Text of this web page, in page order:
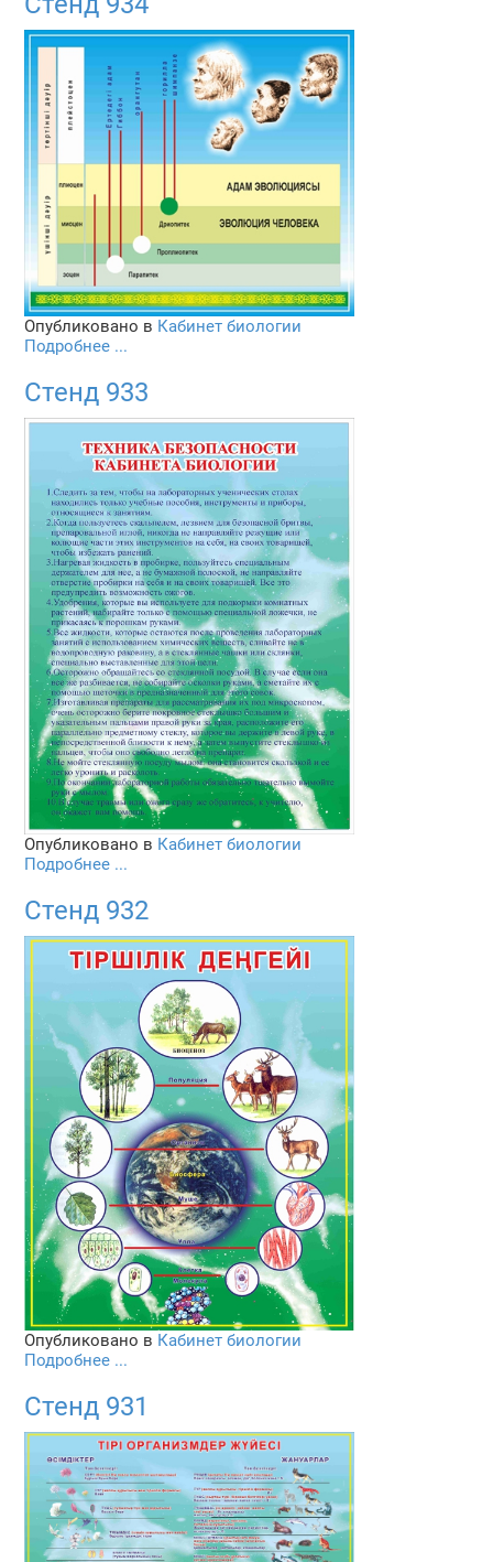
Опубликовано в Кабинет биологии
Подробнее ...
Стенд 933
Опубликовано в Кабинет биологии
Подробнее ...
Стенд 932
Опубликовано в Кабинет биологии
Подробнее ...
Стенд 931